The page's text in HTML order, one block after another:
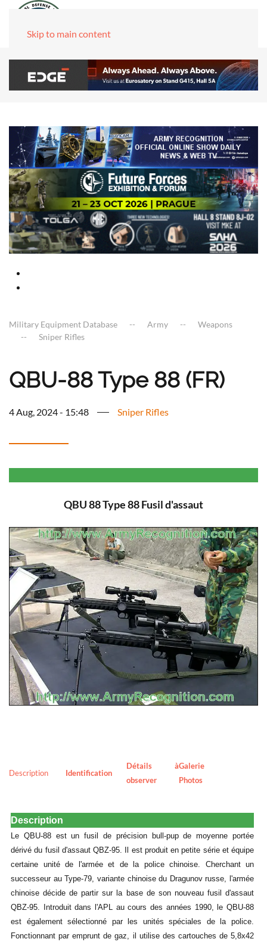
Skip to main content
Military Equipment Database Army
Weapons
Sniper Rifles
QBU-88 Type 88 (FR)
4 Aug, 2024 - 15:48 Sniper Rifles
QBU 88 Type 88 Fusil d'assaut
Description Identification
Détails à
observer
Galerie
Photos
Description
Le QBU-88 est un fusil de précision bull-pup de moyenne portée
dérivé du fusil d'assaut QBZ-95. Il est produit en petite série et équipe
certaine unité de l'armée et de la police chinoise. Cherchant un
successeur au Type-79, variante chinoise du Dragunov russe, l'armée
chinoise décide de partir sur la base de son nouveau fusil d'assaut
QBZ-95. Introduit dans l'APL au cours des années 1990, le QBU-88
est également sélectionné par les unités spéciales de la police.
Fonctionnant par emprunt de gaz, il utilise des cartouches de 5,8x42